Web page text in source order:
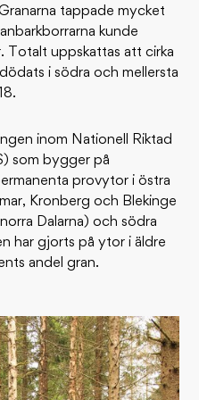
tappade mycket
kunde
Totalt uppskattas att cirka
i södra och mellersta
inom Nationell Riktad
som bygger på
provytor i östra
Kronberg och Blekinge
Dalarna) och södra
har gjorts på ytor i äldre
andel gran.